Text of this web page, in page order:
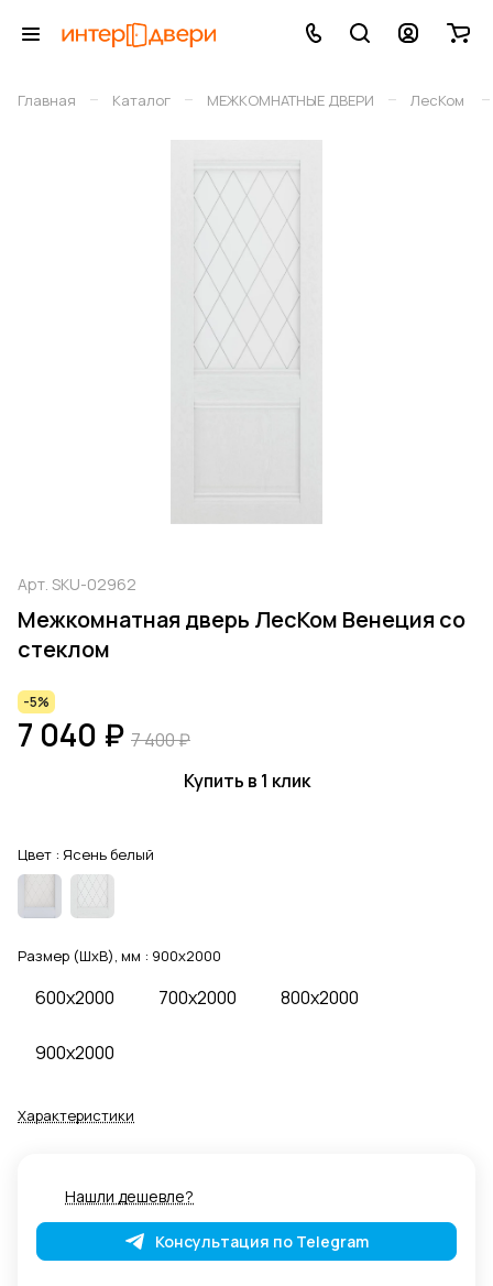
Главная – Каталог – МЕЖКОМНАТНЫЕ ДВЕРИ – ЛесКом –
Арт. SKU-02962
Межкомнатная дверь ЛесКом Венеция со
стеклом
-5%
7 040 ₽ 7 400 ₽
Купить в 1 клик
Цвет : Ясень белый
Размер (ШхВ), мм : 900x2000
600x2000 700x2000 800x2000
900x2000
Характеристики
Нашли дешевле?
Консультация по Telegram